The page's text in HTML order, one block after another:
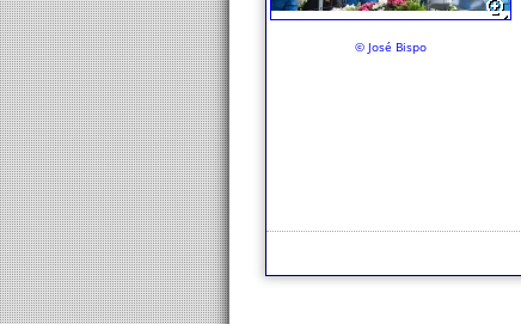
© José Bispo